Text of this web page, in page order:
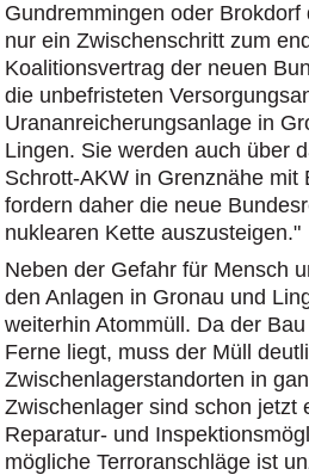
Gundremmingen oder
nur ein Zwischenschritt zum
Koalitionsvertrag der neuen
die unbefristeten
Urananreicherungsanlage in
Lingen. Sie werden auch über
Schrott-AKW in Grenznähe
fordern daher die neue
nuklearen Kette auszusteigen."
Neben der Gefahr für Mensch
den Anlagen in Gronau und
weiterhin Atommüll. Da der
Ferne liegt, muss der Müll
Zwischenlagerstandorten in
Zwischenlager sind schon jetzt
Reparatur- und
mögliche Terroranschläge ist